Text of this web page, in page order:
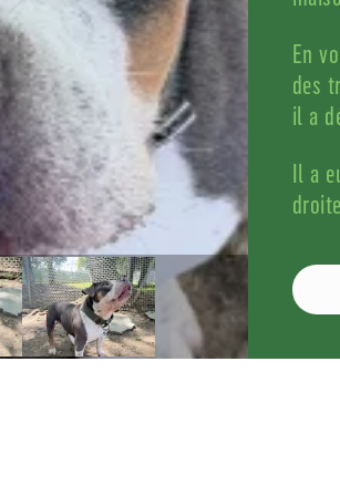
En
des
il a
Il a